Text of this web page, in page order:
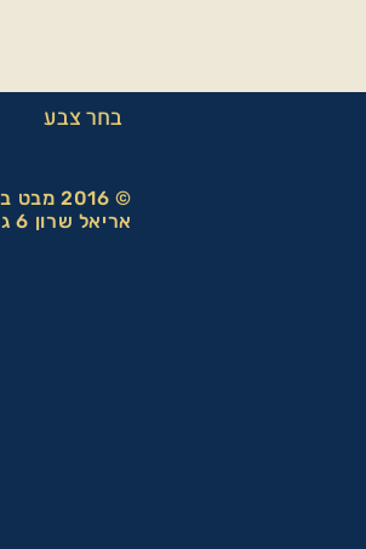
בחר צבע
© 2016 מבט בקליק בע"מ
אריאל שרון 6 גבעתיים